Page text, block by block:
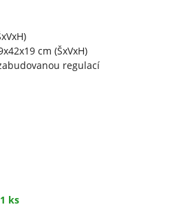
cm (ŠxVxH)
regulací
ks